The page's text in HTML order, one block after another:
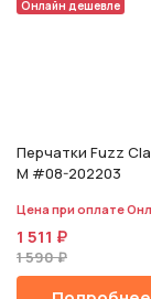
Онлайн дешевле
Перчатки Fuzz
M #08-202203
Цена при оплате
1 511 ₽
1 590 ₽